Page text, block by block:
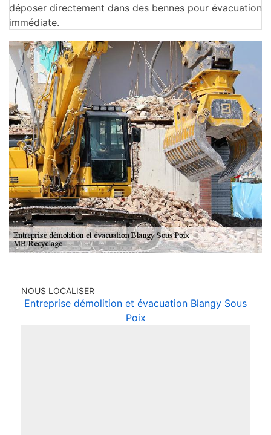
déposer directement dans des bennes pour évacuation
immédiate.
NOUS LOCALISER
Entreprise démolition et évacuation Blangy Sous
Poix